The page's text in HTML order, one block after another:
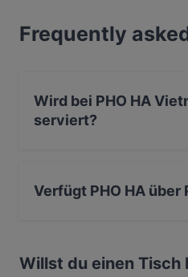
entdecke die Gerichte im
authentische
Frequently
Wird bei PHO HA
serviert?
Verfügt PHO HA über
Willst du einen Tisch